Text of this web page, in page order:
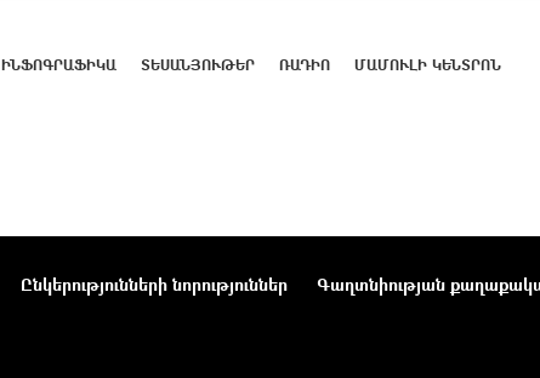
ԻՆՖՈԳՐԱՖԻԿԱ ՏԵՍԱՆՅՈՒԹԵՐ ՌԱԴԻՈ ՄԱՄՈՒԼԻ ԿԵՆՏՐՈՆ
Ընկերությունների նորություններ
Գաղտնիության